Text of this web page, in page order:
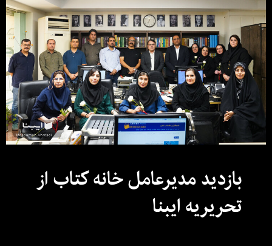
بازدید مدیرعامل خانه کتاب از
تحریریه ایبنا